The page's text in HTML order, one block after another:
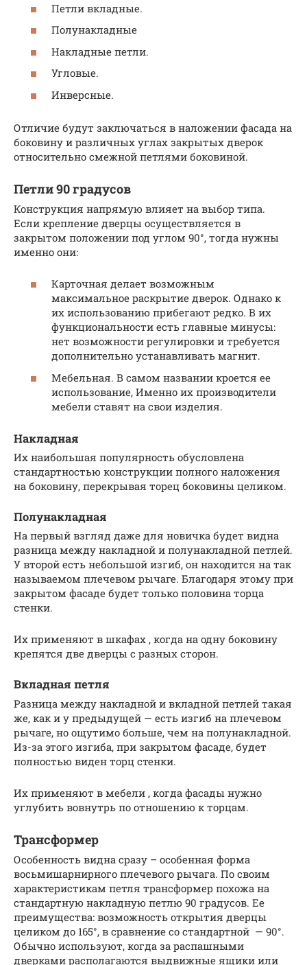
Петли вкладные.
Полунакладные
Накладные петли.
Угловые.
Инверсные.
Отличие будут заключаться в наложении фасада на
боковину и различных углах закрытых дверок
относительно смежной петлями боковиной.
Петли 90 градусов
Конструкция напрямую влияет на выбор типа.
Если крепление дверцы осуществляется в
закрытом положении под углом 90°, тогда нужны
именно они:
Карточная делает возможным
максимальное раскрытие дверок. Однако к
их использованию прибегают редко. В их
функциональности есть главные минусы:
нет возможности регулировки и требуется
дополнительно устанавливать магнит.
Мебельная. В самом названии кроется ее
использование, Именно их производители
мебели ставят на свои изделия.
Накладная
Их наибольшая популярность обусловлена
стандартностью конструкции полного наложения
на боковину, перекрывая торец боковины целиком.
Полунакладная
На первый взгляд даже для новичка будет видна
разница между накладной и полунакладной петлей.
У второй есть небольшой изгиб, он находится на так
называемом плечевом рычаге. Благодаря этому при
закрытом фасаде будет только половина торца
стенки.
Их применяют в шкафах , когда на одну боковину
крепятся две дверцы с разных сторон.
Вкладная петля
Разница между накладной и вкладной петлей такая
же, как и у предыдущей — есть изгиб на плечевом
рычаге, но ощутимо больше, чем на полунакладной.
Из-за этого изгиба, при закрытом фасаде, будет
полностью виден торц стенки.
Их применяют в мебели , когда фасады нужно
углубить вовнутрь по отношению к торцам.
Трансформер
Особенность видна сразу – особенная форма
восьмишарнирного плечевого рычага. По своим
характеристикам петля трансформер похожа на
стандартную накладную петлю 90 градусов. Ее
преимущества: возможность открытия дверцы
целиком до 165°, в сравнение со стандартной — 90°.
Обычно используют, когда за распашными
дверками располагаются выдвижные ящики или